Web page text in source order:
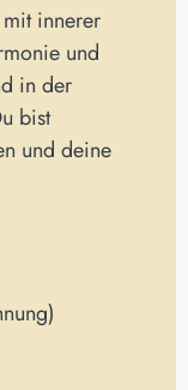
innerer
und
in der
bist
und deine